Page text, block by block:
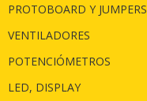
PROTOBOARD Y JUMPERS
VENTILADORES
POTENCIÓMETROS
LED, DISPLAY